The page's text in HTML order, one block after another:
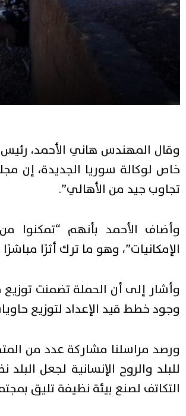
وقال المهندس هاني الأحمد،
خاص لوكالة سوريا الجديدة، إن
تجاوب جيد من الأهالي”.
وأضاف الأحمد بأنهم “تمكنوا
الإمكانيات”، وهو ما ترك أثرًا
وأشار إلى أن الحملة تضمنت
وجود خطط قيد الإعداد لتوزيع
ورصد مراسلنا مشاركة عدد من
للبلد والروح الإنسانية لجعل
التكاتف لصنع بيئة نظيفة تليق